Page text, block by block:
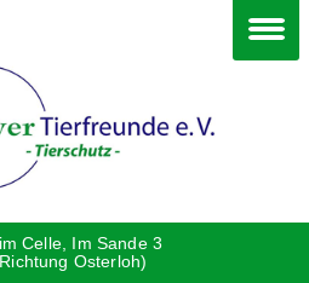
Celle, Im Sande 3
Osterloh)